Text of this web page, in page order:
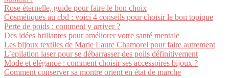
Rose éternelle, guide pour faire le bon choix
Cosmétiques au cbd : voici 4 conseils pour choisir le bon topique
Perte de poids : comment y arriver ?
Des idées brillantes pour améliorer votre santé mentale
Les bijoux textiles de Marie Laure Chamorel pour faire autrement
L’epilation laser pour se débarrasser des poils définitivement
Mode et élégance : comment choisir ses accessoires bijoux ?
Comment conserver sa montre orient en état de marche